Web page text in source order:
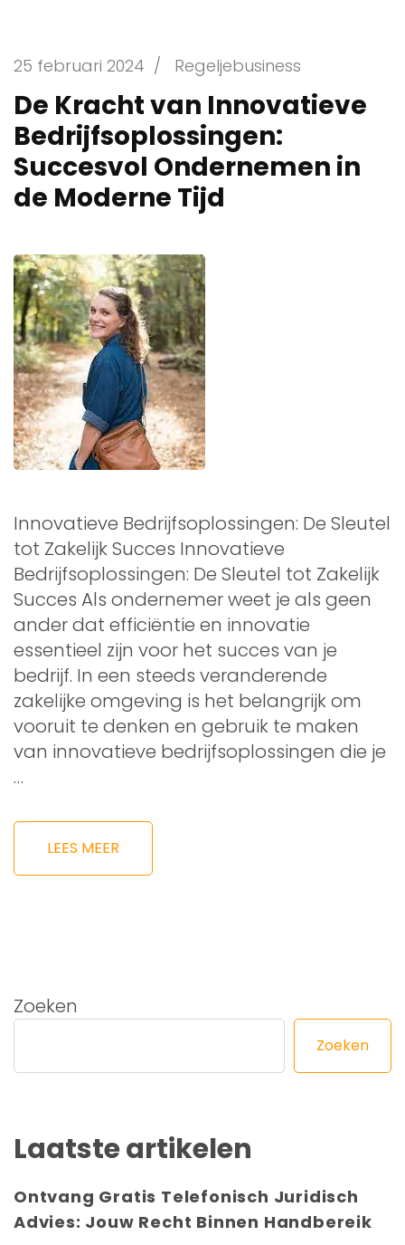
25 februari 2024 / Regeljebusiness
De Kracht van Innovatieve
Bedrijfsoplossingen:
Succesvol Ondernemen in
de Moderne Tijd
Innovatieve Bedrijfsoplossingen: De Sleutel
tot Zakelijk Succes Innovatieve
Bedrijfsoplossingen: De Sleutel tot Zakelijk
Succes Als ondernemer weet je als geen
ander dat efficiëntie en innovatie
essentieel zijn voor het succes van je
bedrijf. In een steeds veranderende
zakelijke omgeving is het belangrijk om
vooruit te denken en gebruik te maken
van innovatieve bedrijfsoplossingen die je
…
LEES MEER
Zoeken
Zoeken
Laatste artikelen
Ontvang Gratis Telefonisch Juridisch
Advies: Jouw Recht Binnen Handbereik